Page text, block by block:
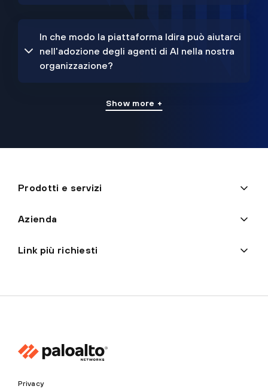
In che modo la piattaforma Idira può aiutarci
nell'adozione degli agenti di AI nella nostra
organizzazione?
Show more +
Prodotti e servizi
Azienda
Link più richiesti
Privacy